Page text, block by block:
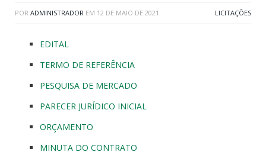
POR ADMINISTRADOR EM 12 DE MAIO DE 2021 LICITAÇÕES
EDITAL
TERMO DE REFERÊNCIA
PESQUISA DE MERCADO
PARECER JURÍDICO INICIAL
ORÇAMENTO
MINUTA DO CONTRATO